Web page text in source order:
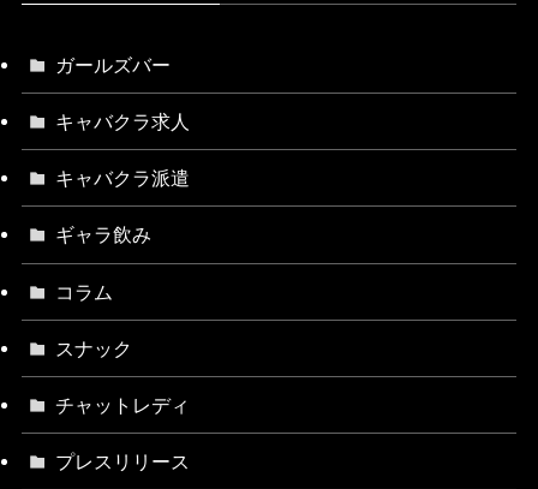
ガールズバー
キャバクラ求人
キャバクラ派遣
ギャラ飲み
コラム
スナック
チャットレディ
プレスリリース